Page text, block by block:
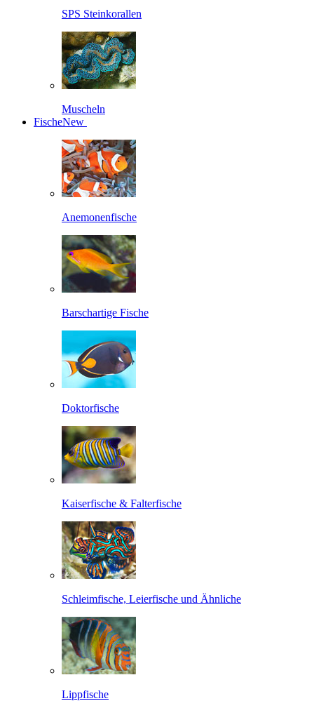
SPS Steinkorallen
Muscheln
FischeNew
Anemonenfische
Barschartige Fische
Doktorfische
Kaiserfische & Falterfische
Schleimfische, Leierfische und Ähnliche
Lippfische